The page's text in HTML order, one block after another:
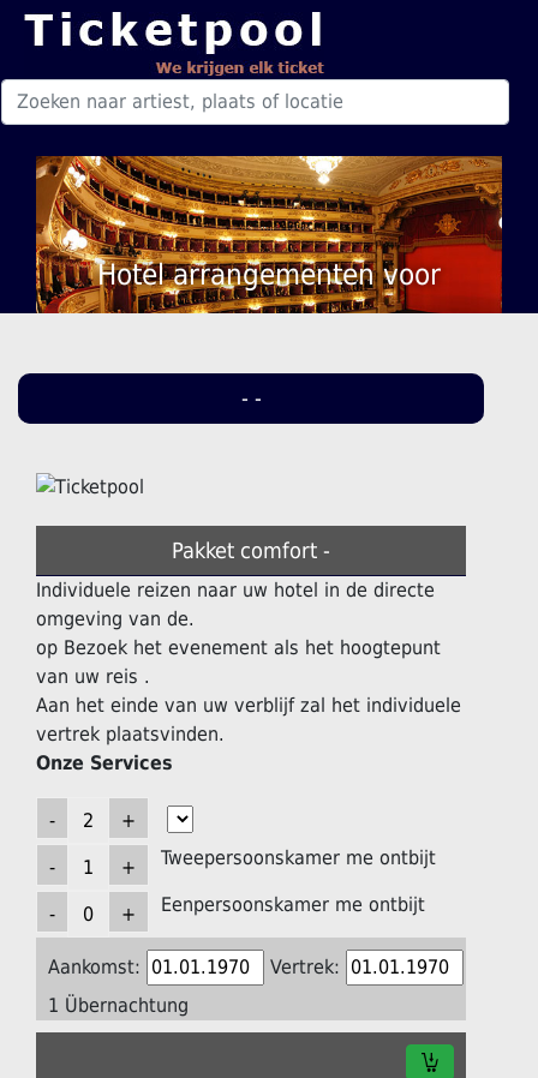
Hotel arrangementen voor
- -
Pakket comfort -
Individuele reizen naar uw hotel in de directe
omgeving van de.
op Bezoek het evenement als het hoogtepunt
van uw reis .
Aan het einde van uw verblijf zal het individuele
vertrek plaatsvinden.
Onze Services
Tweepersoonskamer me ontbijt
Eenpersoonskamer me ontbijt
Aankomst:
Vertrek:
1 Übernachtung